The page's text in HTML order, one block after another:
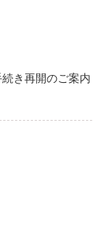
き再開のご案内